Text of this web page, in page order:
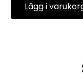
Lägg i